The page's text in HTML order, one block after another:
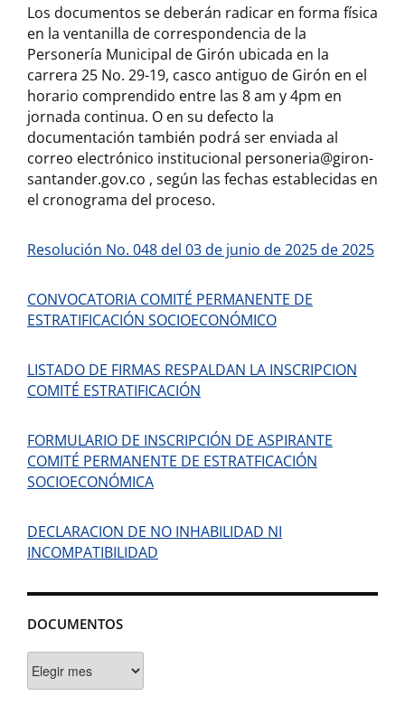
DOCUMENTOS
Los documentos se deberán radicar en forma física
en la ventanilla de correspondencia de la
Personería Municipal de Girón ubicada en la
carrera 25 No. 29-19, casco antiguo de Girón en el
horario comprendido entre las 8 am y 4pm en
jornada continua. O en su defecto la
documentación también podrá ser enviada al
correo electrónico institucional personeria@giron-
santander.gov.co , según las fechas establecidas en
el cronograma del proceso.
Resolución No. 048 del 03 de junio de 2025 de 2025
CONVOCATORIA COMITÉ PERMANENTE DE
ESTRATIFICACIÓN SOCIOECONÓMICO
LISTADO DE FIRMAS RESPALDAN LA INSCRIPCION
COMITÉ ESTRATIFICACIÓN
FORMULARIO DE INSCRIPCIÓN DE ASPIRANTE
COMITÉ PERMANENTE DE ESTRATFICACIÓN
SOCIOECONÓMICA
DECLARACION DE NO INHABILIDAD NI
INCOMPATIBILIDAD